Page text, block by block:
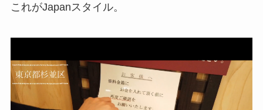
これがJapanスタイル。